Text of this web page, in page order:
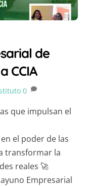
de
CCIA
0
que impulsan el
el poder de las
transformar la
reales 🚀
Empresarial